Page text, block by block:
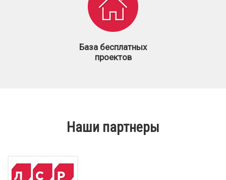
База бесплатных
проектов
Наши партнеры